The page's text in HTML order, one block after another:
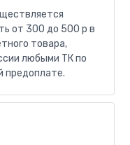
от 300 до 500 р в
товара,
любыми ТК по
предоплате.